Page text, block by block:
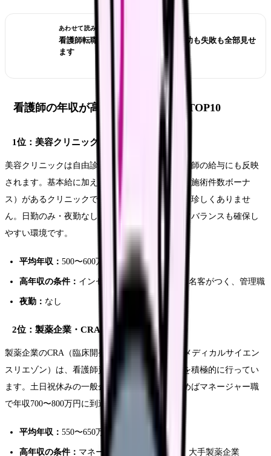
あわせて読みたい
看護師転職のリアル体験談12選｜成功も失敗も全部見せ
ます
看護師の年収が高い職場ランキングTOP10
1位：美容クリニック（年収450〜800万円）
美容クリニックは自由診療で利益率が高く、看護師の給与にも反映
されます。基本給に加えてインセンティブ制度（施術件数ボーナ
ス）があるクリニックでは、年収700〜800万円も珍しくありませ
ん。日勤のみ・夜勤なしが基本で、ワークライフバランスも確保し
やすい環境です。
平均年収： 500〜600万円
高年収の条件： インセンティブ制度あり、指名客がつく、管理職
夜勤： なし
2位：製薬企業・CRA（年収500〜800万円）
製薬企業のCRA（臨床開発モニター）やMSL（メディカルサイエン
スリエゾン）は、看護師資格を持つ人材の採用を積極的に行ってい
ます。土日祝休みの一般企業勤務で、経験を積めばマネージャー職
で年収700〜800万円に到達します。
平均年収： 550〜650万円
高年収の条件： マネージャー昇進、英語力、大手製薬企業